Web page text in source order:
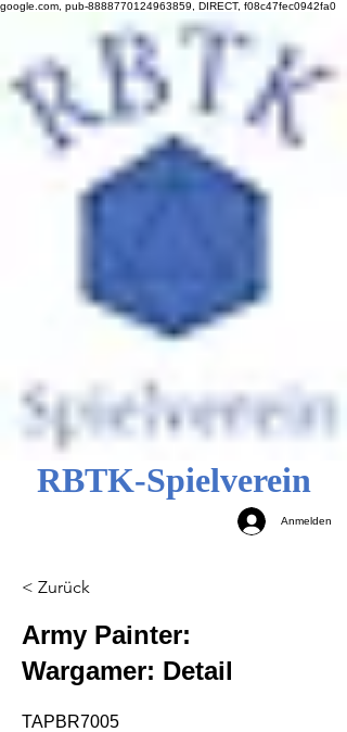
google.com, pub-8888770124963859, DIRECT, f08c47fec0942fa0
RBTK-Spielverein
Anmelden
< Zurück
Army Painter:
Wargamer: Detail
TAPBR7005